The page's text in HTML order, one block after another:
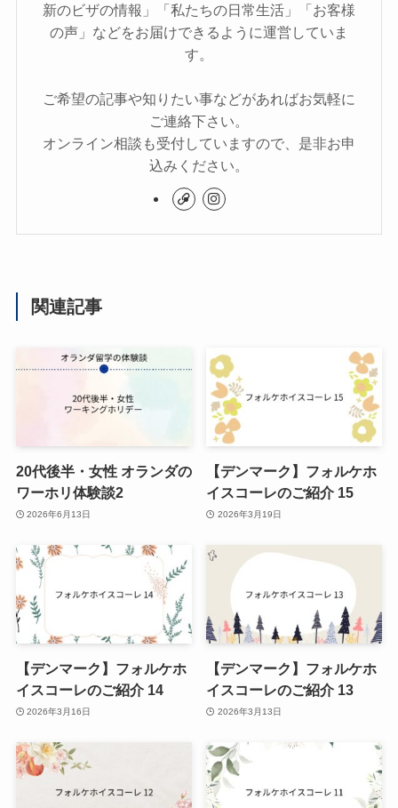
新のビザの情報」「私たちの日常生活」「お客様
の声」などをお届けできるように運営していま
す。
ご希望の記事や知りたい事などがあればお気軽に
ご連絡下さい。
オンライン相談も受付していますので、是非お申
込みください。
関連記事
20代後半・女性 オランダの
ワーホリ体験談2
2026年6月13日
【デンマーク】フォルケホ
イスコーレのご紹介 15
2026年3月19日
【デンマーク】フォルケホ
イスコーレのご紹介 14
2026年3月16日
【デンマーク】フォルケホ
イスコーレのご紹介 13
2026年3月13日